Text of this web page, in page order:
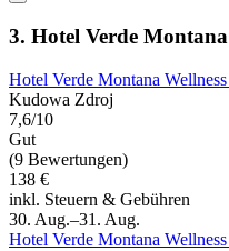
3. Hotel Verde
Hotel Verde Montana
Kudowa Zdroj
7,6/10
Gut
(9 Bewertungen)
138 €
inkl. Steuern & Gebühren
30. Aug.–31. Aug.
Hotel Verde Montana